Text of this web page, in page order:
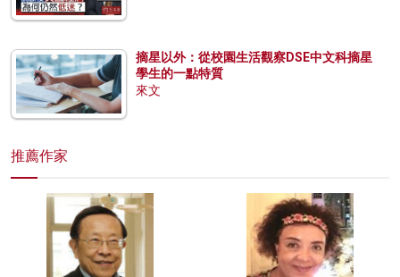
摘星以外：從校園生活觀察DSE中文科摘星
學生的一點特質
來文
推薦作家